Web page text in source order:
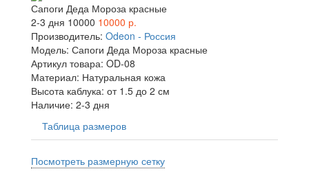
Сапоги Деда Мороза красные
2-3 дня 10000 10000 р.
Производитель: Odeon - Россия
Модель: Сапоги Деда Мороза красные
Артикул товара: OD-08
Материал: Натуральная кожа
Высота каблука: от 1.5 до 2 см
Наличие: 2-3 дня
Таблица размеров
Посмотреть размерную сетку